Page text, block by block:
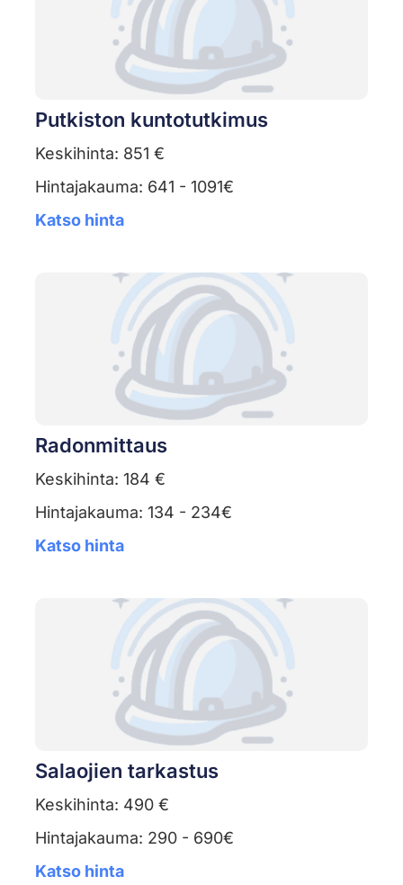
Putkiston kuntotutkimus
Keskihinta: 851 €
Hintajakauma: 641 - 1091€
Katso hinta
Radonmittaus
Keskihinta: 184 €
Hintajakauma: 134 - 234€
Katso hinta
Salaojien tarkastus
Keskihinta: 490 €
Hintajakauma: 290 - 690€
Katso hinta